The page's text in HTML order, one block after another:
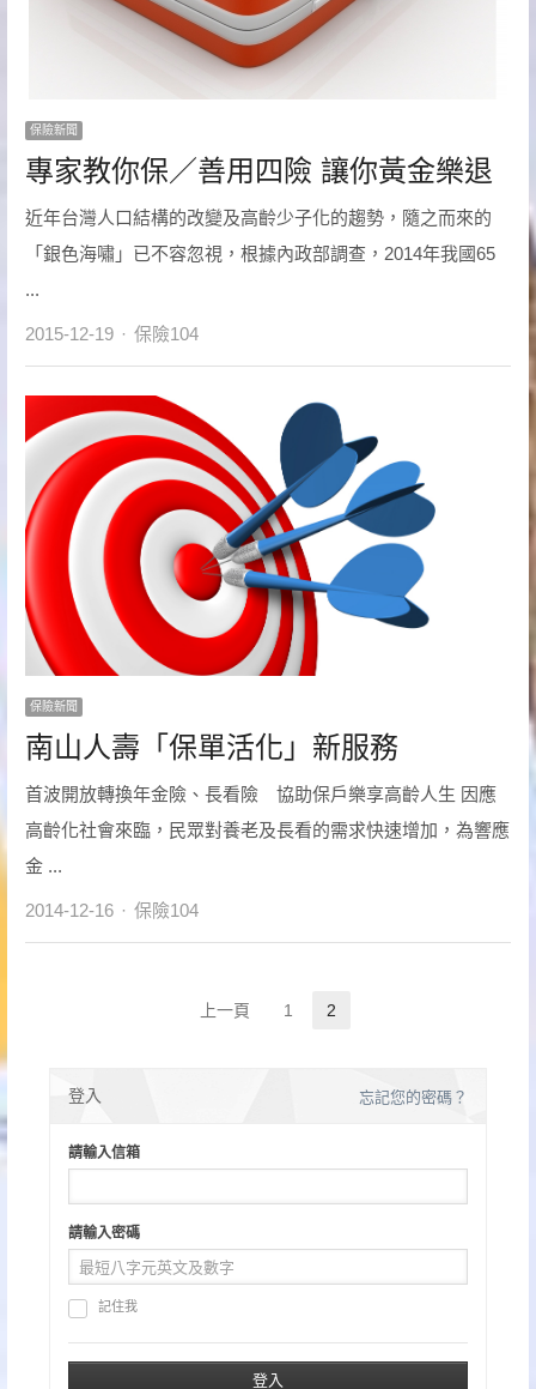
保險新聞
專家教你保／善用四險 讓你黃金樂退
近年台灣人口結構的改變及高齡少子化的趨勢，隨之而來的
「銀色海嘯」已不容忽視，根據內政部調查，2014年我國65
...
2015-12-19 Author
保險104
保險新聞
南山人壽「保單活化」新服務
首波開放轉換年金險、長看險 協助保戶樂享高齡人生 因應
高齡化社會來臨，民眾對養老及長看的需求快速增加，為響應
金 ...
2014-12-16 Author
保險104
上一頁 Page
1 2
登入 忘記您的密碼？
請輸入信箱
請輸入密碼
記住我